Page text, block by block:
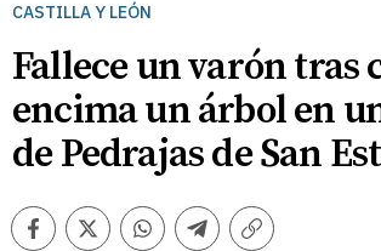
CASTILLA Y LEÓN
Fallece un varón tras
encima un árbol en
de Pedrajas de San
FacebookTwitterWhatsappTelegramCopiar